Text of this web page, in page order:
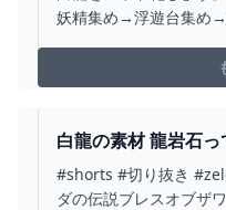
グダム】 - YOUTUBE
妖精集め→浮遊台集め
人、荒らしは相手にし
メント（質問）を何回
問はなかなか答え...
白龍の素材 龍岩石
ティアーズオブザキ
YOUTUBE
#shorts #切り抜き
ダの伝説ブレスオブザ